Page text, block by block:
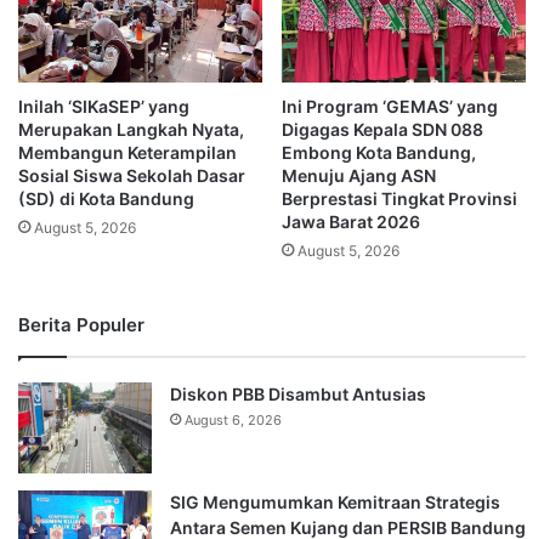
Inilah ‘SIKaSEP’ yang
Merupakan Langkah Nyata,
Membangun Keterampilan
Sosial Siswa Sekolah Dasar
(SD) di Kota Bandung
August 5, 2026
Ini Program ‘GEMAS’ yang
Digagas Kepala SDN 088
Embong Kota Bandung,
Menuju Ajang ASN
Berprestasi Tingkat Provinsi
Jawa Barat 2026
August 5, 2026
Berita Populer
Diskon PBB Disambut Antusias
August 6, 2026
SIG Mengumumkan Kemitraan Strategis
Antara Semen Kujang dan PERSIB Bandung